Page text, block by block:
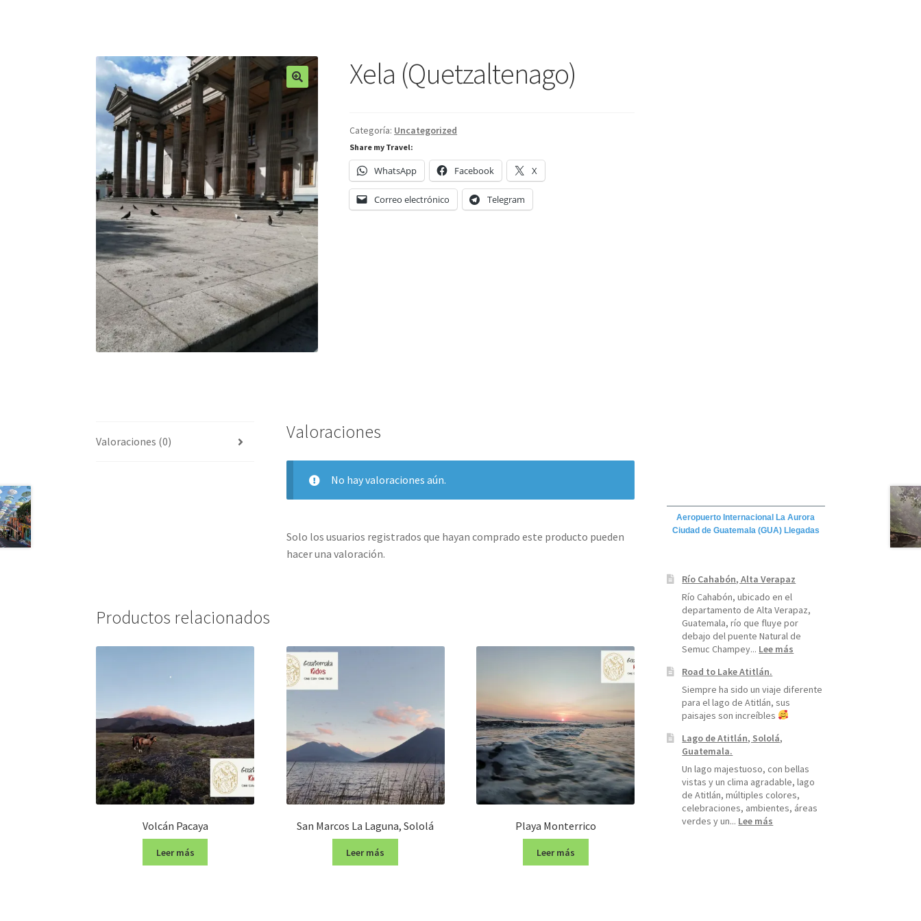
Xela (Quetzaltenago)
Categoría: Uncategorized
Share my Travel:
WhatsApp Facebook X
Correo electrónico Telegram
Valoraciones (0) Valoraciones
No hay valoraciones aún.
Solo los usuarios registrados que hayan comprado este producto pueden
hacer una valoración.
Productos relacionados
Volcán Pacaya
Leer más
San Marcos La Laguna, Sololá
Leer más
Playa Monterrico
Leer más
Aeropuerto Internacional La Aurora
Ciudad de Guatemala (GUA) Llegadas
Río Cahabón, Alta Verapaz
Río Cahabón, ubicado en el
departamento de Alta Verapaz,
Guatemala, río que fluye por
debajo del puente Natural de
Semuc Champey... Lee más
Alta
Road to Lake Atitlán.
Siempre ha sido un viaje diferente
para el lago de Atitlán, sus
paisajes son increíbles
Lago de Atitlán, Sololá,
Guatemala.
Un lago majestuoso, con bellas
vistas y un clima agradable, lago
de Atitlán, múltiples colores,
celebraciones, ambientes, áreas
verdes y un... Lee más